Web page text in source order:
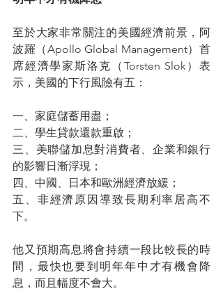
至於大家非常關注的美國經濟前景，阿
波羅（Apollo Global Management）首
席經濟學家斯洛克（Torsten Slok）表
示，美國的下行風險有五：
一、家庭儲蓄用盡；
二、學生貸款還款重啟；
三、美聯儲加息對消費者、企業和銀行
的影響日漸浮現；
四、中國、日本和歐洲經濟放緩；
五、非經濟原因導致長期利率居高不
下。
他又預期高息將會持續一段比較長的時
間，最快也要到明年年中才有機會降
息，而且幅度不會大。